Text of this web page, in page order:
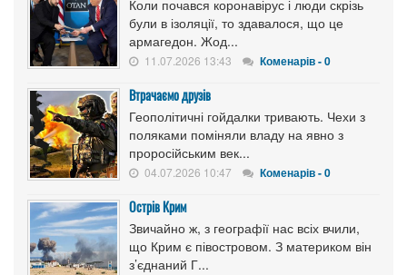
Коли почався коронавірус і люди скрізь
були в ізоляції, то здавалося, що це
армагедон. Жод...
11.07.2026 13:43 Коменарів - 0
Втрачаємо друзів
Геополітичні гойдалки тривають. Чехи з
поляками поміняли владу на явно з
проросійським век...
04.07.2026 10:47 Коменарів - 0
Острів Крим
Звичайно ж, з географії нас всіх вчили,
що Крим є півостровом. З материком він
з’єднаний Г...